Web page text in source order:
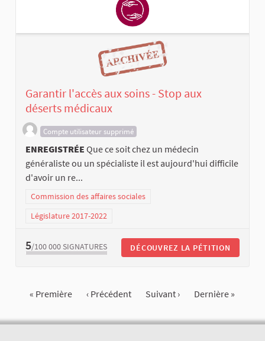
Garantir l'accès aux soins - Stop aux
déserts médicaux
Compte utilisateur supprimé
ENREGISTRÉE Que ce soit chez un médecin
généraliste ou un spécialiste il est aujourd'hui difficile
d'avoir un re...
Commission des affaires sociales
Législature 2017-2022
5/100 000 SIGNATURES DÉCOUVREZ LA PÉTITION
« Première ‹ Précédent Suivant › Dernière »